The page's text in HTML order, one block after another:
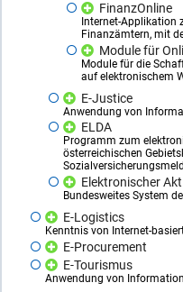
FinanzOnline
Internet-Applikation
Finanzämtern, mit
Module für
Module für die
auf elektronischem
E-Justice
Anwendung von
ELDA
Programm zum
österreichischen
Elektronischer Akt
Bundesweites System
E-Logistics
Kenntnis von Internet-
E-Procurement
E-Tourismus
Anwendung von